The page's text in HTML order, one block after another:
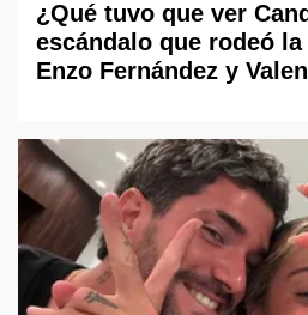
¿Qué tuvo que ver
escándalo que rodeó
Enzo Fernández y